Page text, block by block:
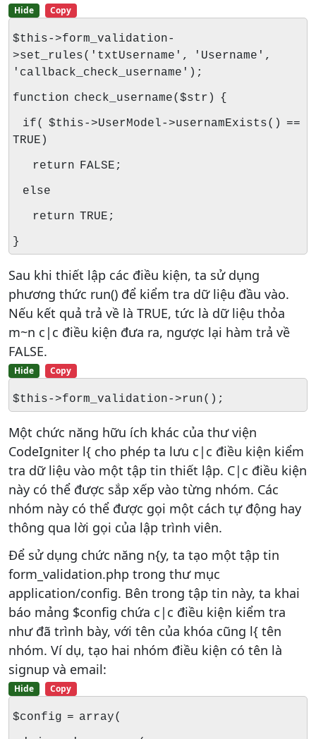
Hide Copy
$this->form_validation-
>set_rules('txtUsername', 'Username',
'callback_check_username');
function check_username($str) {
if( $this->UserModel->usernamExists() ==
TRUE)
return FALSE;
else
return TRUE;
}
Sau khi thiết lập các điều kiện, ta sử dụng
phương thức run() để kiểm tra dữ liệu đầu vào.
Nếu kết quả trả về là TRUE, tức là dữ liệu thỏa
m~n c|c điều kiện đưa ra, ngược lại hàm trả về
FALSE.
Hide Copy
$this->form_validation->run();
Một chức năng hữu ích khác của thư viện
CodeIgniter l{ cho phép ta lưu c|c điều kiện kiểm
tra dữ liệu vào một tập tin thiết lập. C|c điều kiện
này có thể được sắp xếp vào từng nhóm. Các
nhóm này có thể được gọi một cách tự động hay
thông qua lời gọi của lập trình viên.
Để sử dụng chức năng n{y, ta tạo một tập tin
form_validation.php trong thư mục
application/config. Bên trong tập tin này, ta khai
báo mảng $config chứa c|c điều kiện kiểm tra
như đã trình bày, với tên của khóa cũng l{ tên
nhóm. Ví dụ, tạo hai nhóm điều kiện có tên là
signup và email:
Hide Copy
$config = array(